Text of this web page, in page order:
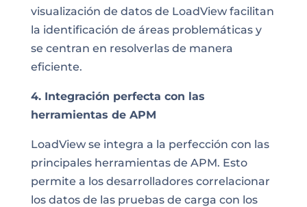
visualización de datos de LoadView facilitan
la identificación de áreas problemáticas y
se centran en resolverlas de manera
eficiente.
4. Integración perfecta con las
herramientas de APM
LoadView se integra a la perfección con las
principales herramientas de APM. Esto
permite a los desarrolladores correlacionar
los datos de las pruebas de carga con los